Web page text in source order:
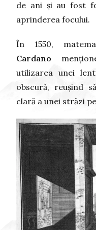
de ani și au fost
aprinderea focului.
În 1550,
Cardano
utilizarea unei
obscură, reușind
clară a unei străzi